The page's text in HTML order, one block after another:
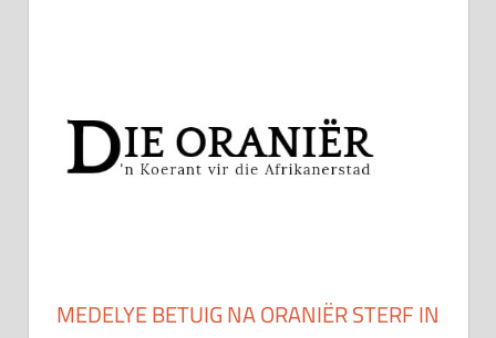
MEDELYE BETUIG NA ORANIËR STERF IN